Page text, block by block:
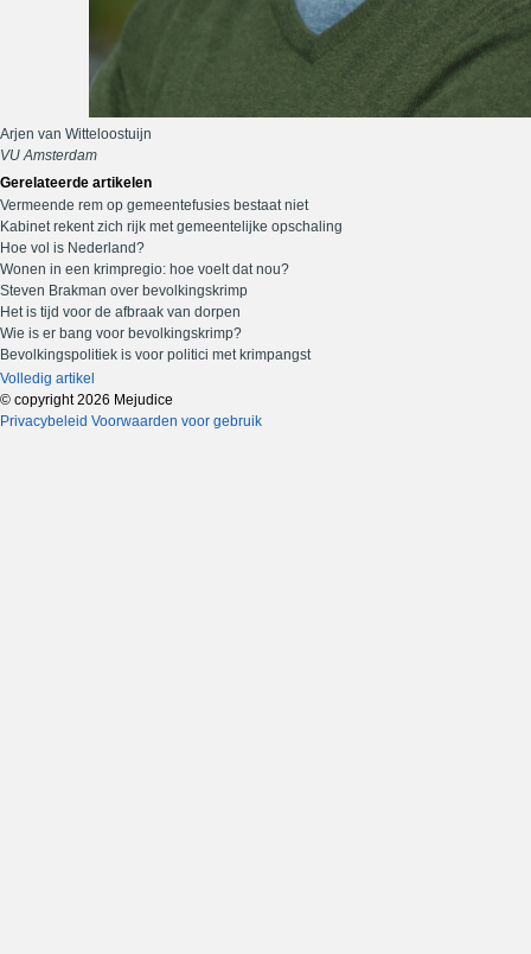
Arjen van Witteloostuijn
VU Amsterdam
Gerelateerde artikelen
Vermeende rem op gemeentefusies bestaat niet
Kabinet rekent zich rijk met gemeentelijke opschaling
Hoe vol is Nederland?
Wonen in een krimpregio: hoe voelt dat nou?
Steven Brakman over bevolkingskrimp
Het is tijd voor de afbraak van dorpen
Wie is er bang voor bevolkingskrimp?
Bevolkingspolitiek is voor politici met krimpangst
Volledig artikel
© copyright 2026 Mejudice
Privacybeleid Voorwaarden voor gebruik